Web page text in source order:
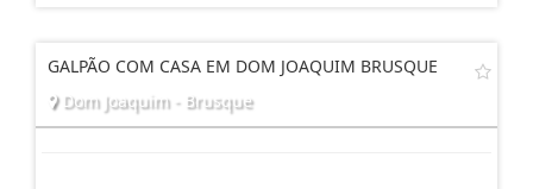
GALPÃO COM CASA EM DOM JOAQUIM BRUSQUE
Dom Joaquim - Brusque